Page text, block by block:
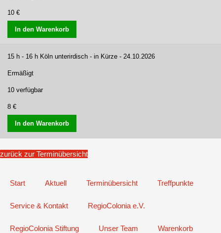
10 €
In den Warenkorb
15 h - 16 h Köln unterirdisch - in Kürze - 24.10.2026
Ermäßigt
10 verfügbar
8 €
In den Warenkorb
zurück zur Terminübersicht
Start Aktuell Terminübersicht Treffpunkte
Service & Kontakt RegioColonia e.V.
RegioColonia Stiftung Unser Team Warenkorb